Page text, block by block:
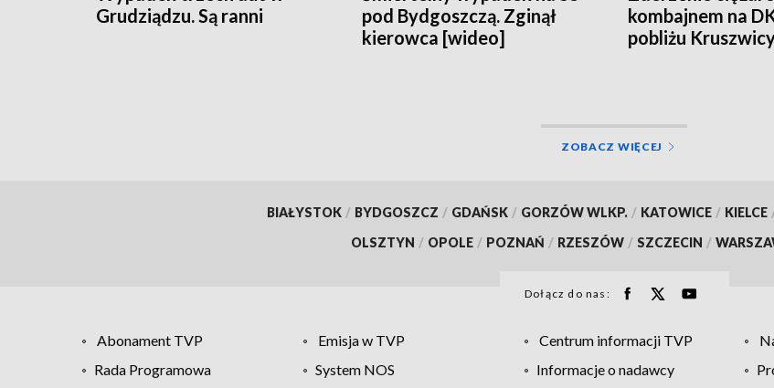
Grudziądzu. Są ranni
pod Bydgoszczą. Zginął
kierowca [wideo]
kombajnem na
pobliżu
ZOBACZ WIĘCEJ
BIAŁYSTOK / BYDGOSZCZ / GDAŃSK / GORZÓW WLKP. / KATOWICE / KIELCE
OLSZTYN / OPOLE / POZNAŃ / RZESZÓW / SZCZECIN /
Dołącz do nas:
Abonament TVP Emisja w TVP Centrum informacji TVP
Rada Programowa
System NOS Informacje o nadawcy